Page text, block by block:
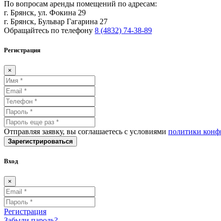
По вопросам аренды помещений по адресам:
г. Брянск, ул. Фокина 29
г. Брянск, Бульвар Гагарина 27
Обращайтесь по телефону 8 (4832) 74-38-89
Регистрация
×
Отправляя заявку, вы соглашаетесь с условиями политики
Зарегистрироваться
Вход
×
Регистрация